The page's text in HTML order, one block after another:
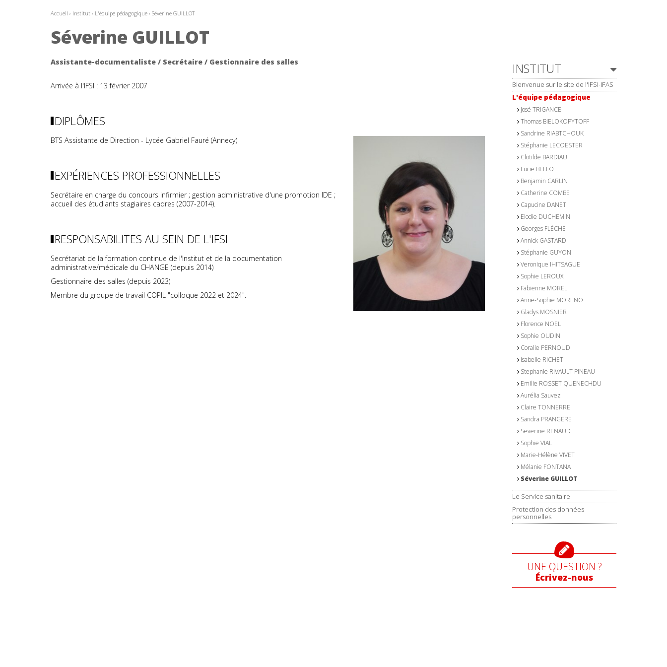
Accueil › Institut › L'équipe pédagogique › Séverine GUILLOT
Navigation
INSTITUT
Bienvenue sur le site de l'IFSI-IFAS
L'équipe pédagogique
José TRIGANCE
Thomas BIELOKOPYTOFF
Sandrine RIABTCHOUK
Stéphanie LECOESTER
Clotilde BARDIAU
Lucie BELLO
Benjamin CARLIN
Catherine COMBE
Capucine DANET
Elodie DUCHEMIN
Georges FLÈCHE
Annick GASTARD
Stéphanie GUYON
Veronique IHITSAGUE
Sophie LEROUX
Fabienne MOREL
Anne-Sophie MORENO
Gladys MOSNIER
Florence NOEL
Sophie OUDIN
Coralie PERNOUD
Isabelle RICHET
Stephanie RIVAULT PINEAU
Emilie ROSSET QUENECHDU
Aurélia Sauvez
Claire TONNERRE
Sandra PRANGERE
Severine RENAUD
Sophie VIAL
Marie-Hélène VIVET
Mélanie FONTANA
Séverine GUILLOT
Le Service sanitaire
Protection des données
personnelles
UNE QUESTION ?
Écrivez-nous
Séverine GUILLOT
Assistante-documentaliste / Secrétaire / Gestionnaire des salles
Arrivée à l'IFSI : 13 février 2007
DIPLÔMES
BTS Assistante de Direction - Lycée Gabriel Fauré (Annecy)
EXPÉRIENCES PROFESSIONNELLES
Secrétaire en charge du concours infirmier ; gestion administrative d'une promotion IDE ;
accueil des étudiants stagiaires cadres (2007-2014).
RESPONSABILITES AU SEIN DE L'IFSI
Secrétariat de la formation continue de l'Institut et de la documentation
administrative/médicale du CHANGE (depuis 2014)
Gestionnaire des salles (depuis 2023)
Membre du groupe de travail COPIL "colloque 2022 et 2024".